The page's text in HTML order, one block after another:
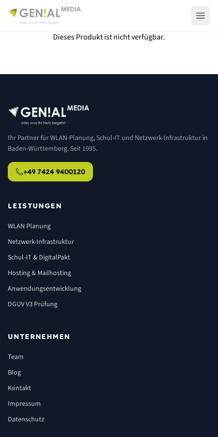
Dieses Produkt ist nicht verfügbar.
Ihr Partner für WLAN-Planung, Schul-IT und Netzwerk-Infrastruktur in
Baden-Württemberg. Seit 1995.
+49 7424 9400120
LEISTUNGEN
WLAN Planung
Netzwerk-Infrastruktur
Schul-IT & DigitalPakt
Hosting & Mailhosting
Anwendungsentwicklung
DGUV V3 Prüfung
UNTERNEHMEN
Team
Blog
Kontakt
Impressum
Datenschutz